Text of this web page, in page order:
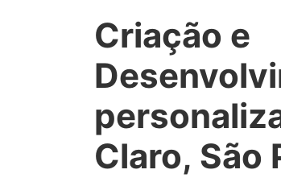
Criação e
Claro, São